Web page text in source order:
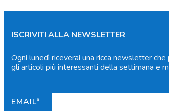
ISCRIVITI ALLA NEWSLETTER
Ogni lunedì riceverai una ricca newsletter che
gli articoli più interessanti della settimana e
EMAIL*